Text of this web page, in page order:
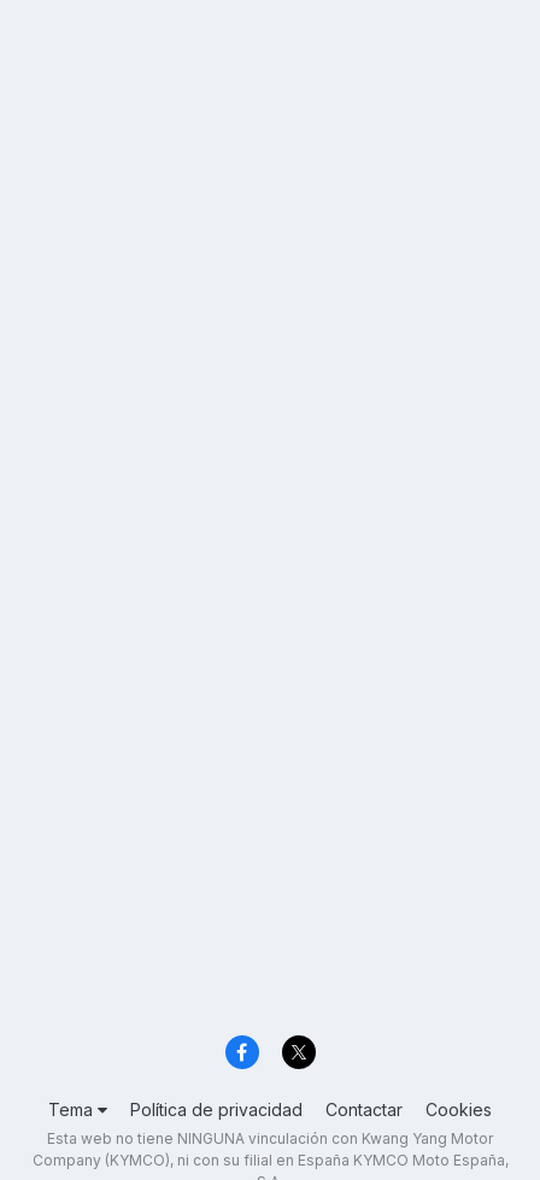
Tema Política de privacidad Contactar Cookies
Esta web no tiene NINGUNA vinculación con Kwang Yang Motor
Company (KYMCO), ni con su filial en España KYMCO Moto España,